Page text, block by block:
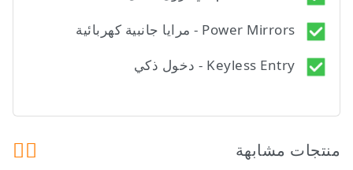
Power Mirrors - مرايا جانبية كهربائية
Keyless Entry - دخول ذكي
منتجات مشابهة